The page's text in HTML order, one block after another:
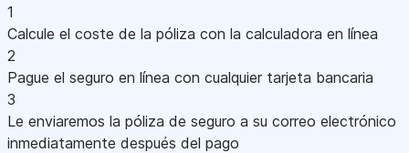
1
Calcule el coste de la póliza con la calculadora en línea
2
Pague el seguro en línea con cualquier tarjeta bancaria
3
Le enviaremos la póliza de seguro a su correo electrónico
inmediatamente después del pago